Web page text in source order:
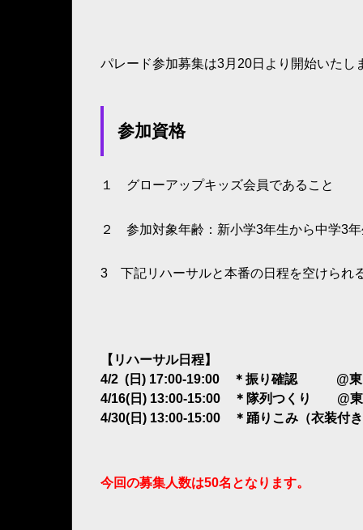
パレード参加募集は3月20日より開始いたし
参加資格
１ グローアップキッズ会員であること
２ 参加対象年齢：新小学3年生から中学3
3 下記リハーサルと本番の日程を空けられ
【リハーサル日程】
4/2 (日) 17:00-19:00 ＊振り確認 @東
4/16(日) 13:00-15:00 ＊隊列つくり @東
4/30(日) 13:00-15:00 ＊踊りこみ（衣装付
今回の募集人数は50名となります。